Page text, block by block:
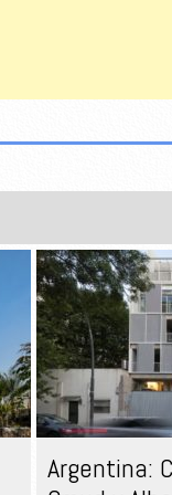
Argentina: